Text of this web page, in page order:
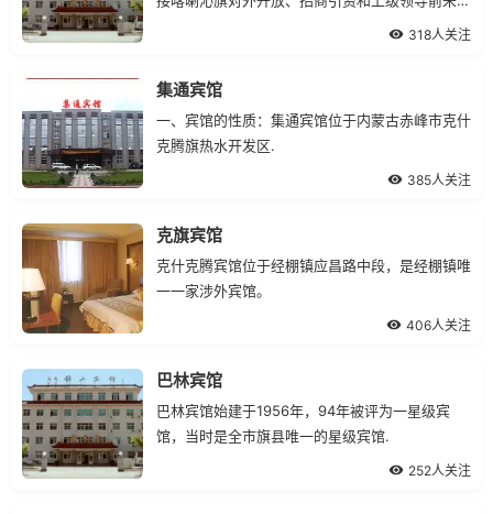
318人关注
集通宾馆
一、宾馆的性质：集通宾馆位于内蒙古赤峰市克什
克腾旗热水开发区.
385人关注
克旗宾馆
克什克腾宾馆位于经棚镇应昌路中段，是经棚镇唯
一一家涉外宾馆。
406人关注
巴林宾馆
巴林宾馆始建于1956年，94年被评为一星级宾
馆，当时是全市旗县唯一的星级宾馆.
252人关注